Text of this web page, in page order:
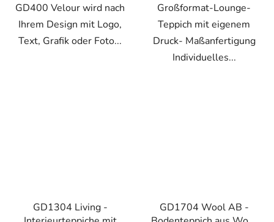
GD400 Velour wird nach
Ihrem Design mit Logo,
Text, Grafik oder Foto...
Großformat-Lounge-
Teppich mit eigenem
Druck- Maßanfertigung
Individuelles...
GD1304 Living -
GD1704 Wool AB -